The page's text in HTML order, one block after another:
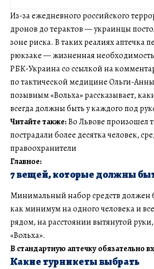
Из-за ежедневного российского
дронов до терактов — украинцы
зоне риска. В таких реалиях аптечка
рюкзаке — жизненная
РБК-Украина со ссылкой на
по тактической медицине Ольги-
позывным «Вольха» рассказывает,
всегда должны быть у каждого под
Читайте также:Во Львове произошел
пострадали более десятка человек,
правоохранители
Главное:
7 вещей, которые должны
Минимальный набор средств должен
как минимум на одного человека и
рядом, на расстоянии вытянутой
«Вольха».
В стандартную аптечку обязательно
Какие турникеты выбрать